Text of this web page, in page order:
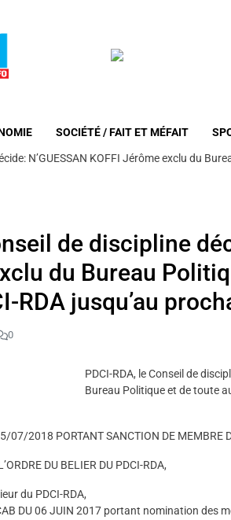
SOCIÉTÉ / FAIT ET MÉFAIT
N’GUESSAN KOFFI Jérôme exclu du
de discipline
du Bureau
RDA jusqu’au
0
PDCI-RDA, le Conseil de
Bureau Politique et de toute
07/2018 PORTANT SANCTION DE MEMBRE
DU BELIER DU PDCI-RDA,
du PDCI-RDA,
DU 06 JUIN 2017 portant nomination des